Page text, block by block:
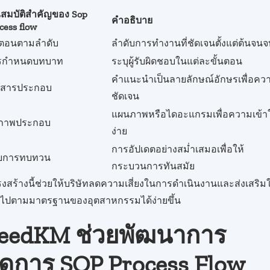
มบัติสำคัญของ Sop
flow
คำอธิบาย
อนตามลำดับ
ลำดับการทำงานที่ชัดเจนตั้งแต่ต้นจน
กำหนดบทบาท
ระบุผู้รับผิดชอบในแต่ละขั้นตอน
ารประกอบ
คำแนะนำเป็นลายลักษณ์อักษรเพื่อคว
ชัดเจน
าพประกอบ
แผนภาพหรือไดอะแกรมเพื่อความเข้า
ง่าย
การทบทวน
การอัปเดตอย่างสม่ำเสมอเพื่อให้
กระบวนการทันสมัย
สร้างนี้ช่วยให้บริษัทลดความเสี่ยงในการดำเนินงานและส่งเสริม
ปตามมาตรฐานของอุตสาหกรรมได้ง่ายขึ้น
ช่วยพัฒนาการ
การ SOP Process Flow